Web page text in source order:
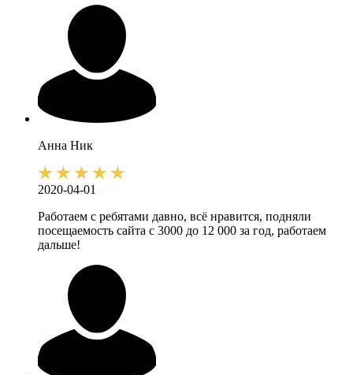
Анна Ник
2020-04-01
Работаем с ребятами давно, всё нравится, подняли
посещаемость сайта с 3000 до 12 000 за год, работаем
дальше!